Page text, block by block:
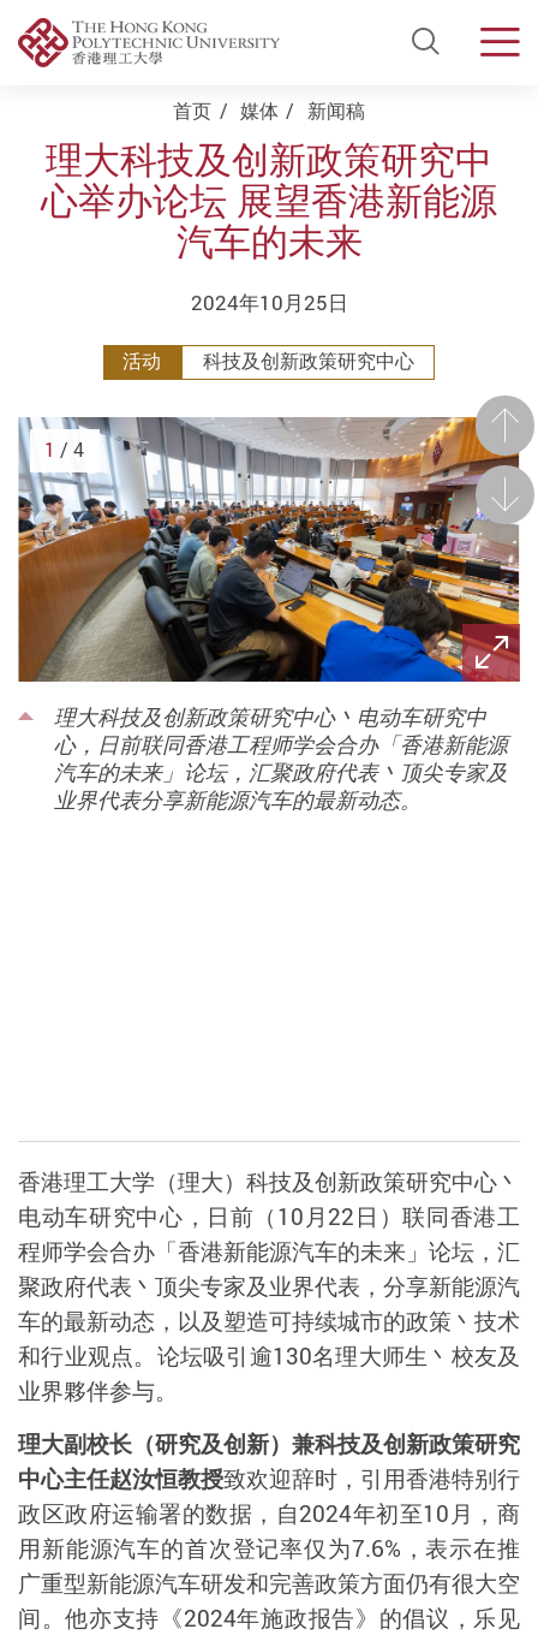
Open
Start main content首页 媒体 新闻稿
理大科技及创新政策研究中
心举办论坛 展望香港新能源
汽车的未来
2024年10月25日
活动 科技及创新政策研究中心
前
理大科技及创新政策研究中心丶电动车研究中
心，日前联同香港工程师学会合办「香港新能源
汽车的未来」论坛，汇聚政府代表丶顶尖专家及
业界代表分享新能源汽车的最新动态。
后一
1 / 4
香港理工大学（理大）科技及创新政策研究中心丶
电动车研究中心，日前（10月22日）联同香港工
程师学会合办「香港新能源汽车的未来」论坛，汇
聚政府代表丶顶尖专家及业界代表，分享新能源汽
车的最新动态，以及塑造可持续城市的政策丶技术
和行业观点。论坛吸引逾130名理大师生丶校友及
业界夥伴参与。
理大副校长（研究及创新）兼科技及创新政策研究
中心主任赵汝恒教授致欢迎辞时，引用香港特别行
政区政府运输署的数据，自2024年初至10月，商
用新能源汽车的首次登记率仅为7.6% ，表示在推
广重型新能源汽车研发和完善政策方面仍有很大空
间。他亦支持《2024年施政报告》的倡议，乐见